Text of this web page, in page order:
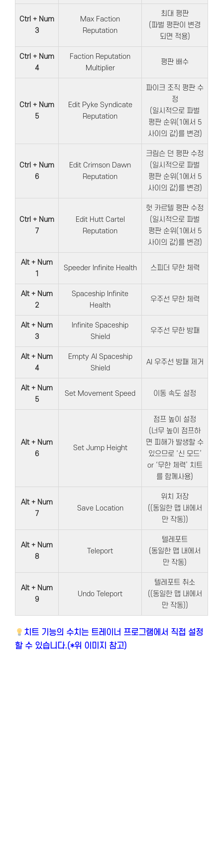
Ctrl + Num
3
Max Faction
Reputation
최대 평판
(파벌 평판이 변경
되면 적용)
Ctrl + Num
4
Faction Reputation
Multiplier
평판 배수
Ctrl + Num
5
Edit Pyke Syndicate
Reputation
파이크 조직 평판 수
정
(일시적으로 파벌
평판 순위(1에서 5
사이의 값)를 변경)
Ctrl + Num
6
Edit Crimson Dawn
Reputation
크림슨 던 평판 수정
(일시적으로 파벌
평판 순위(1에서 5
사이의 값)를 변경)
Ctrl + Num
7
Edit Hutt Cartel
Reputation
헛 카르텔 평판 수정
(일시적으로 파벌
평판 순위(1에서 5
사이의 값)를 변경)
Alt + Num
1
Speeder Infinite Health 스피더 무한 체력
Alt + Num
2
Spaceship Infinite
Health
우주선 무한 체력
Alt + Num
3
Infinite Spaceship
Shield
우주선 무한 방패
Alt + Num
4
Empty AI Spaceship
Shield
AI 우주선 방패 제거
Alt + Num
5
Set Movement Speed 이동 속도 설정
Alt + Num
6
Set Jump Height
점프 높이 설정
(너무 높이 점프하
면 피해가 발생할 수
있으므로 ‘신 모드’
or ‘무한 체력’ 치트
를 함께사용)
Alt + Num
7
Save Location
위치 저장
((동일한 맵 내에서
만 작동))
Alt + Num
8
Teleport
텔레포트
(동일한 맵 내에서
만 작동)
Alt + Num
9
Undo Teleport
텔레포트 취소
((동일한 맵 내에서
만 작동))
치트 기능의 수치는 트레이너 프로그램에서 직접 설정
할 수 있습니다.(*위 이미지 참고)